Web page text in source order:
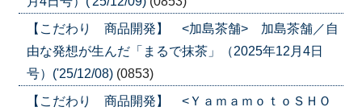
【こだわり 商品開発】 <加島茶舗> 加島茶舗／自
由な発想が生んだ「まるで抹茶」（2025年12月4日
号）('25/12/08) (0853)
【こだわり 商品開発】 <ＹａｍａｍｏｔｏＳＨＯ